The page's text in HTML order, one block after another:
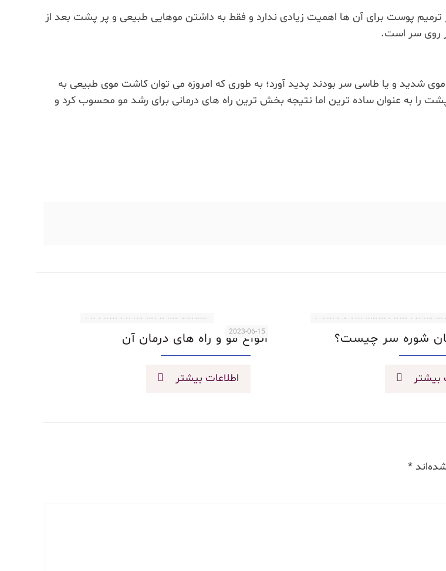
ترمیم پوست برای آن ها اهمیت زیادی ندارد و فقط به داشتن موهایی طبیعی و پر پشت بعد از
روی سر است.
شدید و یا طاسی سر بودند پدید آورد؛ به طوری که امروزه می توان کاشت موی طبیعی به
به عنوان ساده ترین اما نتیجه بخش ترین راه های درمانی برای رشد مو محسوب کرد و
شوره سر چیست؟
بیشتر
2023-06-15
انواع مو و راه های درمان آن
اطلاعات بیشتر
*